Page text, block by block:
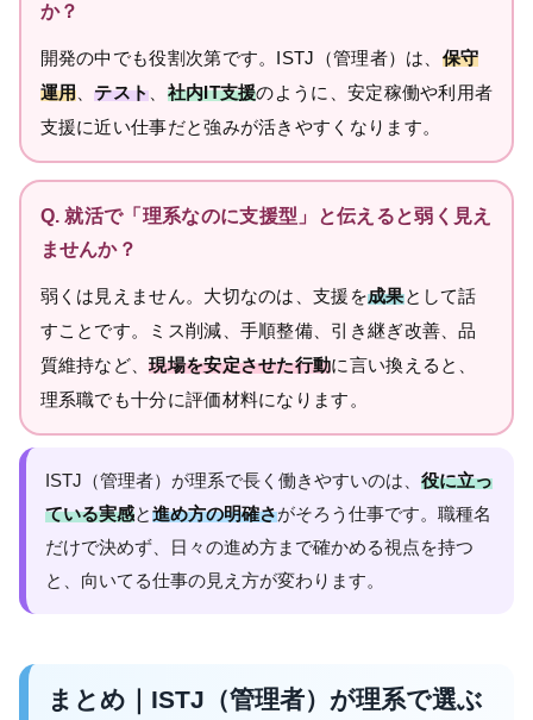
か？
開発の中でも役割次第です。ISTJ（管理者）は、 保守
運用、テスト、 社内IT支援のように、安定稼働や利用者
支援に近い仕事だと強みが活きやすくなります。
Q. 就活で「理系なのに支援型」と伝えると弱く見え
ませんか？
弱くは見えません。大切なのは、支援を成果として話
すことです。ミス削減、手順整備、引き継ぎ改善、品
質維持など、現場を安定させた行動に言い換えると、
理系職でも十分に評価材料になります。
ISTJ（管理者）が理系で長く働きやすいのは、 役に立っ
ている実感と進め方の明確さがそろう仕事です。職種名
だけで決めず、日々の進め方まで確かめる視点を持つ
と、向いてる仕事の見え方が変わります。
まとめ｜ISTJ（管理者）が理系で選ぶ